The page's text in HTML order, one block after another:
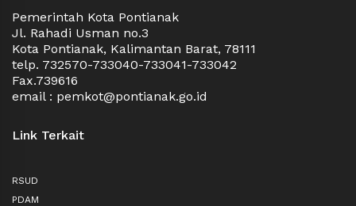
Pemerintah Kota Pontianak
Jl. Rahadi Usman no.3
Kota Pontianak, Kalimantan Barat, 78111
telp. 732570-733040-733041-733042
Fax.739616
email : pemkot@pontianak.go.id
Link Terkait
RSUD
PDAM